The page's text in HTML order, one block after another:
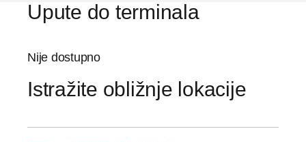
Upute do terminala
Nije dostupno
Istražite obližnje lokacije